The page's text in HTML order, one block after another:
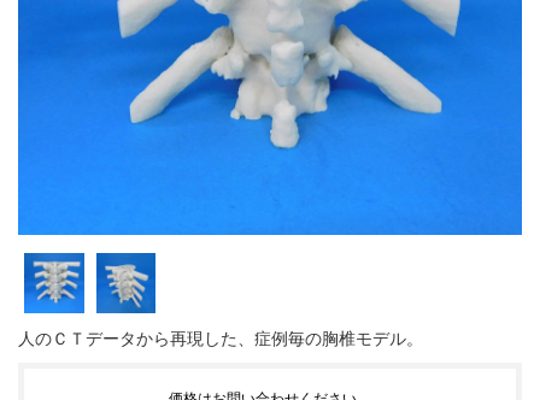
人のＣＴデータから再現した、症例毎の胸椎モデル。